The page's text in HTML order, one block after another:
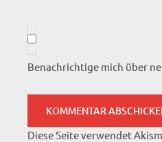
Benachrichtige mich über
Diese Seite verwendet